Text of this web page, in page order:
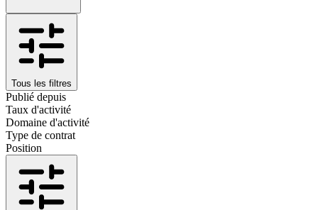
Tous les filtres
Publié depuis
Taux d'activité
Domaine d'activité
Type de contrat
Position